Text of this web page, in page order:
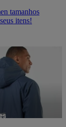
tamanhos
itens!